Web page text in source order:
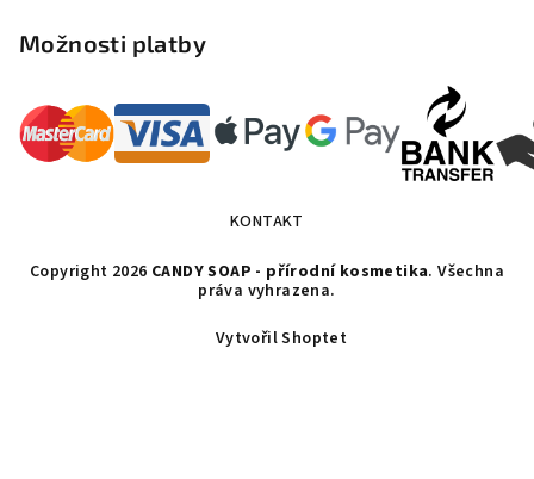
Možnosti platby
KONTAKT
Copyright 2026 CANDY SOAP - přírodní kosmetika. Všechna
práva vyhrazena.
Vytvořil Shoptet